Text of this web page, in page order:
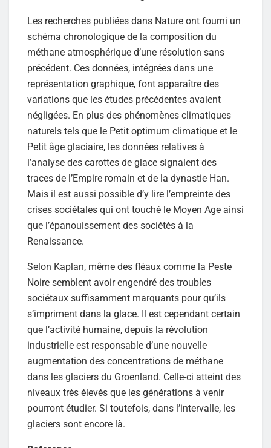
Les recherches publiées dans Nature ont fourni un
schéma chronologique de la composition du
méthane atmosphérique d’une résolution sans
précédent. Ces données, intégrées dans une
représentation graphique, font apparaître des
variations que les études précédentes avaient
négligées. En plus des phénomènes climatiques
naturels tels que le Petit optimum climatique et le
Petit âge glaciaire, les données relatives à
l’analyse des carottes de glace signalent des
traces de l’Empire romain et de la dynastie Han.
Mais il est aussi possible d’y lire l’empreinte des
crises sociétales qui ont touché le Moyen Age ainsi
que l’épanouissement des sociétés à la
Renaissance.
Selon Kaplan, même des fléaux comme la Peste
Noire semblent avoir engendré des troubles
sociétaux suffisamment marquants pour qu’ils
s’impriment dans la glace. Il est cependant certain
que l’activité humaine, depuis la révolution
industrielle est responsable d’une nouvelle
augmentation des concentrations de méthane
dans les glaciers du Groenland. Celle-ci atteint des
niveaux très élevés que les générations à venir
pourront étudier. Si toutefois, dans l’intervalle, les
glaciers sont encore là.